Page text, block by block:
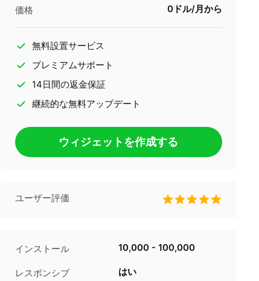
価格 0ドル/月から
無料設置サービス
プレミアムサポート
14日間の返金保証
継続的な無料アップデート
ウィジェットを作成する
ユーザー評価
インストール 10,000 - 100,000
レスポンシブ はい